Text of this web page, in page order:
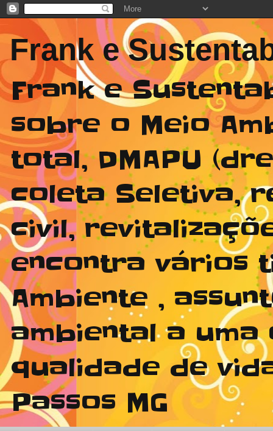
Frank e
Frank e
sobre o Meio
total, DMAPU
coleta Seletiva,
civil,
encontra vários
Ambiente ,
ambiental a uma
qualidade de
Passos MG